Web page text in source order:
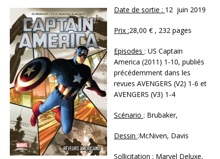
Date de sortie : 12 juin 2019
Prix :28,00 € , 232 pages
Episodes : US Captain
America (2011) 1-10, publiés
précédemment dans les
revues AVENGERS (V2) 1-6 et
AVENGERS (V3) 1-4
Scénario : Brubaker,
Dessin :McNiven, Davis
Sollicitation : Marvel Deluxe,